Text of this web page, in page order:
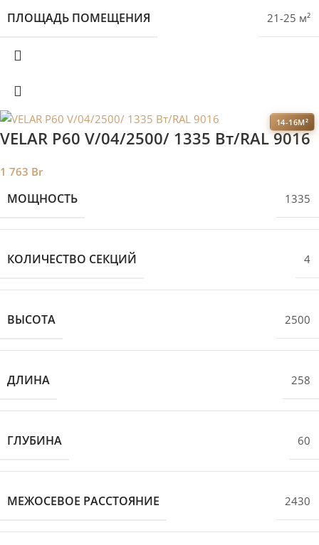
ПЛОЩАДЬ ПОМЕЩЕНИЯ 21-25 м²
14-16М²
VELAR P60 V/04/2500/ 1335 Bт/RAL 9016
1 763 Br
МОЩНОСТЬ 1335
КОЛИЧЕСТВО СЕКЦИЙ 4
ВЫСОТА 2500
ДЛИНА 258
ГЛУБИНА 60
МЕЖОСЕВОЕ РАССТОЯНИЕ 2430